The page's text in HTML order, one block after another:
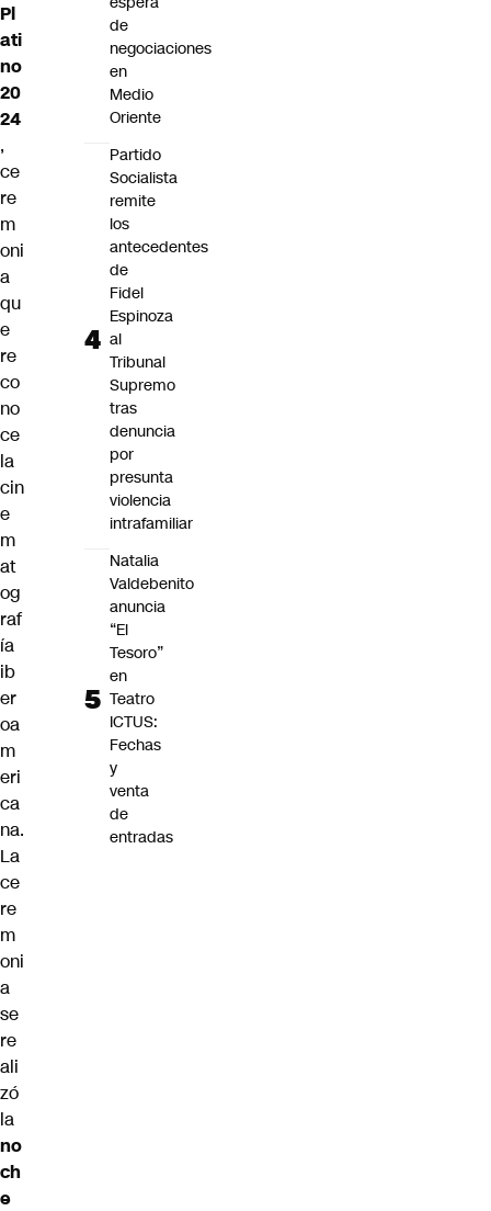
Pl
ati
no
20
24
,
ce
re
m
oni
a
qu
e
re
co
no
ce
la
cin
e
m
at
og
raf
ía
ib
er
oa
m
eri
ca
na.
La
ce
re
m
oni
a
se
re
ali
zó
la
no
ch
e
de
negociaciones
en
Medio
Oriente
Partido
Socialista
remite
los
antecedentes
de
Fidel
Espinoza
al
Tribunal
Supremo
tras
denuncia
por
presunta
violencia
intrafamiliar
Natalia
Valdebenito
anuncia
“El
Tesoro”
en
Teatro
ICTUS:
Fechas
y
venta
de
entradas